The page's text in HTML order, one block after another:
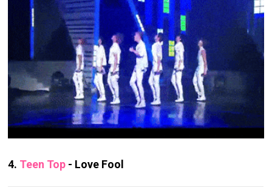
4. Teen Top - Love Fool